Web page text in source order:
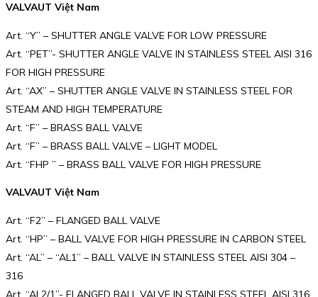
VALVAUT Việt Nam
Art. “Y” – SHUTTER ANGLE VALVE FOR LOW PRESSURE
Art. “PET”- SHUTTER ANGLE VALVE IN STAINLESS STEEL AISI 316
FOR HIGH PRESSURE
Art. “AX” – SHUTTER ANGLE VALVE IN STAINLESS STEEL FOR
STEAM AND HIGH TEMPERATURE
Art. “F” – BRASS BALL VALVE
Art. “F” – BRASS BALL VALVE – LIGHT MODEL
Art. “FHP ” – BRASS BALL VALVE FOR HIGH PRESSURE
VALVAUT Việt Nam
Art. “F2” – FLANGED BALL VALVE
Art. “HP” – BALL VALVE FOR HIGH PRESSURE IN CARBON STEEL
Art. “AL” – “AL1” – BALL VALVE IN STAINLESS STEEL AISI 304 –
316
Art. “AL2/1”- FLANGED BALL VALVE IN STAINLESS STEEL AISI 316